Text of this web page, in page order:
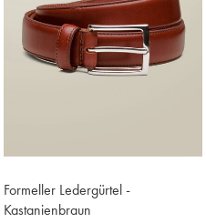
Formeller Ledergürtel -
Kastanienbraun